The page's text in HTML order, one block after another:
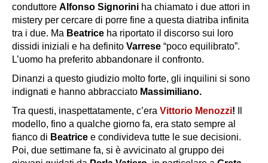
conduttore Alfonso Signorini ha chiamato i due attori in
mistery per cercare di porre fine a questa diatriba infinita
tra i due. Ma Beatrice ha riportato il discorso sui loro
dissidi iniziali e ha definito Varrese “poco equilibrato”.
L’uomo ha preferito abbandonare il confronto.
Dinanzi a questo giudizio molto forte, gli inquilini si sono
indignati e hanno abbracciato Massimiliano.
Tra questi, inaspettatamente, c’era Vittorio Menozzi!
modello, fino a qualche giorno fa, era stato sempre al
fianco di Beatrice e condivideva tutte le sue decisioni.
Poi, due settimane fa, si è avvicinato al gruppo dei